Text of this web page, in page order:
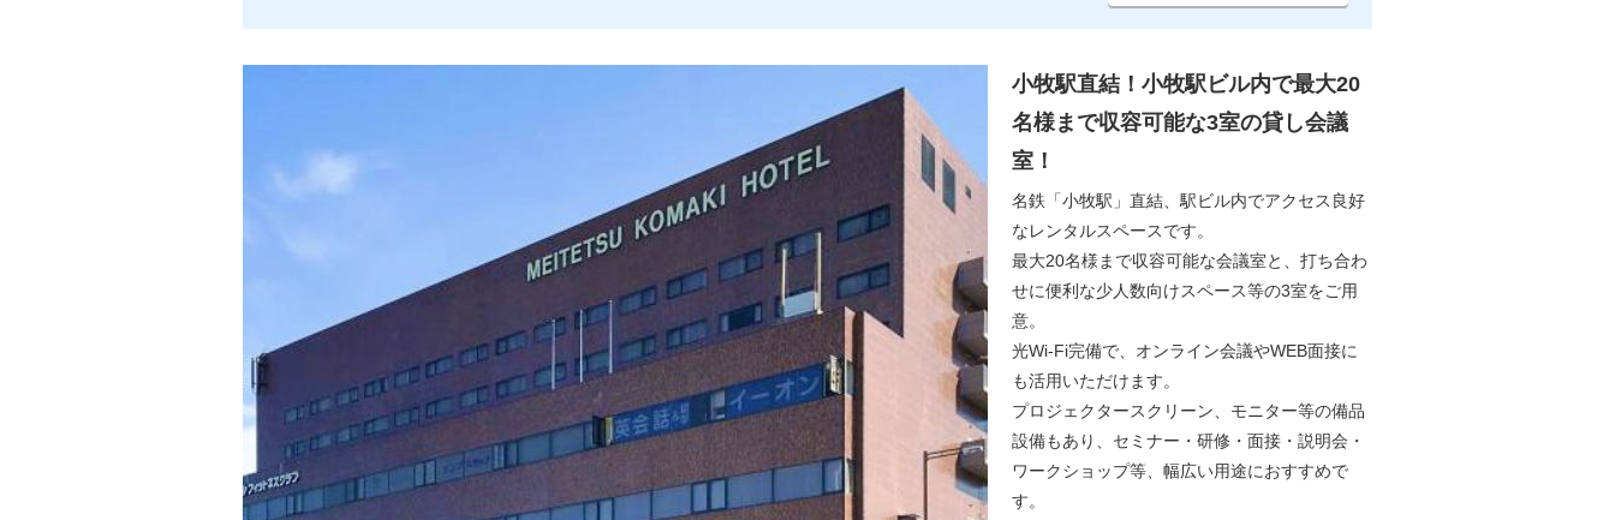
小牧駅直結！小牧駅ビル内で最大20
名様まで収容可能な3室の貸し会議
室！
名鉄「小牧駅」直結、駅ビル内でアクセス良好
なレンタルスペースです。
最大20名様まで収容可能な会議室と、打ち合わ
せに便利な少人数向けスペース等の3室をご用
意。
光Wi-Fi完備で、オンライン会議やWEB面接に
も活用いただけます。
プロジェクタースクリーン、モニター等の備品
設備もあり、セミナー・研修・面接・説明会・
ワークショップ等、幅広い用途におすすめで
す。